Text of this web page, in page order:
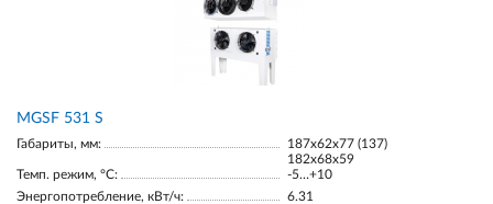
МGSF 531 S
Габариты, мм:
187х62х77 (137)
182х68х59
Темп. режим, °С:
-5…+10
Энергопотребление, кВт/ч:
6.31